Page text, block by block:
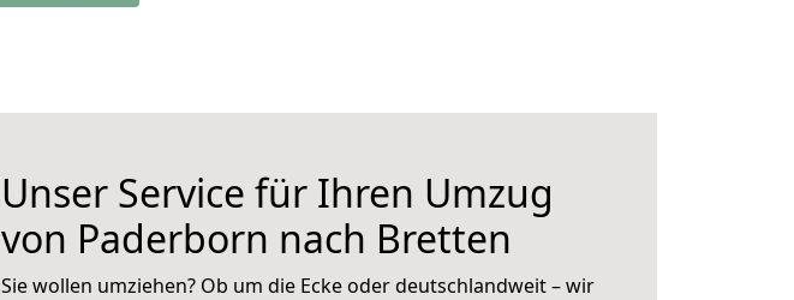
Unser Service für Ihren Umzug
von Paderborn nach Bretten
Sie wollen umziehen? Ob um die Ecke oder deutschlandweit – wir